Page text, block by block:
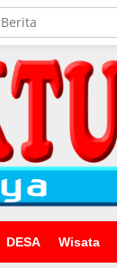
DESA Wisata